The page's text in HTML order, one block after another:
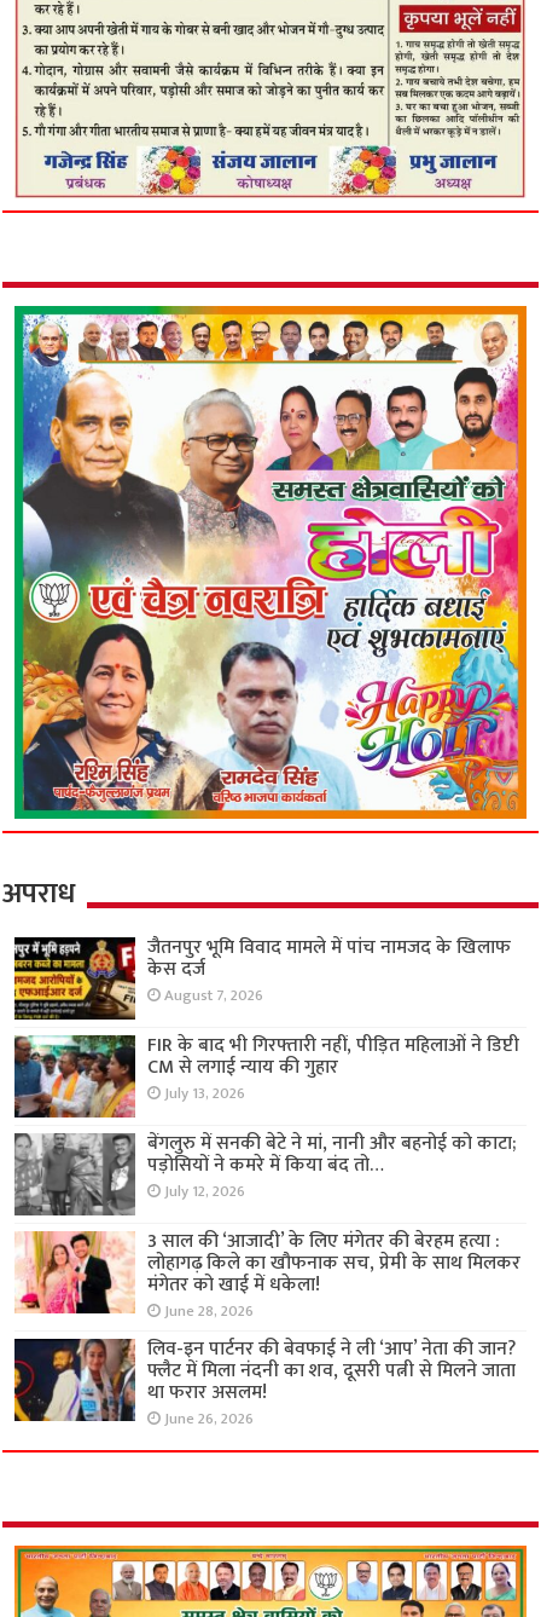
अपराध
जैतनपुर भूमि विवाद मामले में पांच नामजद के खिलाफ
केस दर्ज
August 7, 2026
FIR के बाद भी गिरफ्तारी नहीं, पीड़ित महिलाओं ने डिप्टी
CM से लगाई न्याय की गुहार
July 13, 2026
बेंगलुरु में सनकी बेटे ने मां, नानी और बहनोई को काटा;
पड़ोसियों ने कमरे में किया बंद तो…
July 12, 2026
3 साल की ‘आजादी’ के लिए मंगेतर की बेरहम हत्या :
लोहागढ़ किले का खौफनाक सच, प्रेमी के साथ मिलकर
मंगेतर को खाई में धकेला!
June 28, 2026
लिव-इन पार्टनर की बेवफाई ने ली ‘आप’ नेता की जान?
फ्लैट में मिला नंदनी का शव, दूसरी पत्नी से मिलने जाता
था फरार असलम!
June 26, 2026